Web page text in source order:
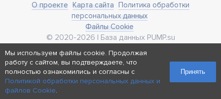
О проекте
Карта сайта
Политика обработки
персональных данных
Файлы Cookie
© 2020-2026 | База данных PUMP.su
business@pump.su
г. Москва, ул. Ленинская Слобода 19
Реквизиты
Мы используем файлы cookie. Продолжая
работу с сайтом, вы подтверждаете, что
полностью ознакомились и согласны с
Политикой обработки персональных данных и
файлов Cookie.
Принять